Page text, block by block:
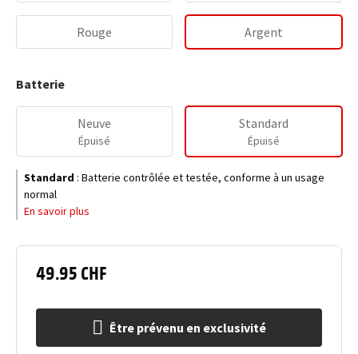
49.95 CHF
Être prévenu en exclusivité
Rouge Argent
Batterie
Neuve
Épuisé
Standard
Épuisé
Standard : Batterie contrôlée et testée, conforme à un usage
normal
En savoir plus